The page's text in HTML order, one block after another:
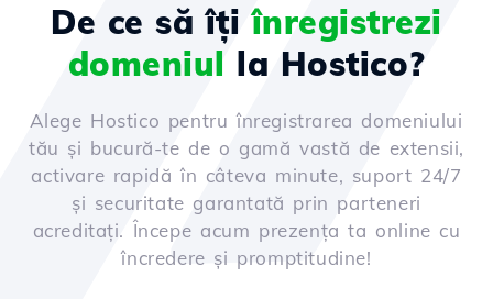
De ce să îțiînregistrezi
domeniul la Hostico?
Alege Hostico pentru înregistrarea domeniului
tău și bucură-te de o gamă vastă de extensii,
activare rapidă în câteva minute, suport 24/7
și securitate garantată prin parteneri
acreditați. Începe acum prezența ta online cu
încredere și promptitudine!